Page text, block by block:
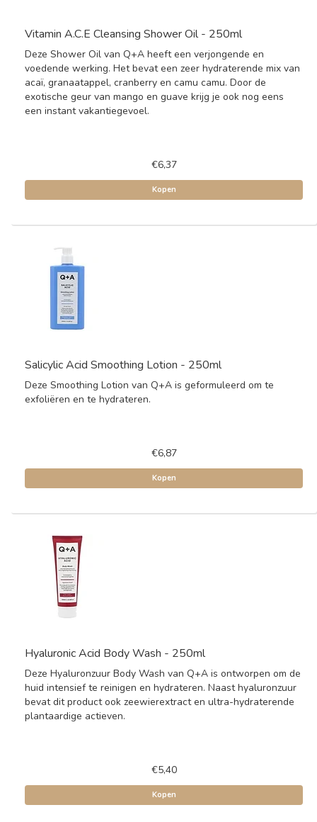
Vitamin A.C.E Cleansing Shower Oil - 250ml
Deze Shower Oil van Q+A heeft een verjongende en
voedende werking. Het bevat een zeer hydraterende mix van
acaï, granaatappel, cranberry en camu camu. Door de
exotische geur van mango en guave krijg je ook nog eens
een instant vakantiegevoel.
€6,37
Kopen
Salicylic Acid Smoothing Lotion - 250ml
Deze Smoothing Lotion van Q+A is geformuleerd om te
exfoliëren en te hydrateren.
€6,87
Kopen
Hyaluronic Acid Body Wash - 250ml
Deze Hyaluronzuur Body Wash van Q+A is ontworpen om de
huid intensief te reinigen en hydrateren. Naast hyaluronzuur
bevat dit product ook zeewierextract en ultra-hydraterende
plantaardige actieven.
€5,40
Kopen